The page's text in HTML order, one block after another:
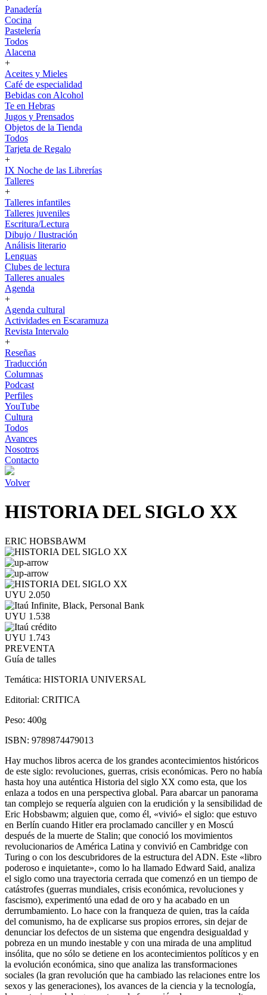
Panadería
Cocina
Pastelería
Todos
Alacena
+
Aceites y Mieles
Café de especialidad
Bebidas con Alcohol
Te en Hebras
Jugos y Prensados
Objetos de la Tienda
Todos
Tarjeta de Regalo
+
IX Noche de las Librerías
Talleres
+
Talleres infantiles
Talleres juveniles
Escritura/Lectura
Dibujo / Ilustración
Análisis literario
Lenguas
Clubes de lectura
Talleres anuales
Agenda
+
Agenda cultural
Actividades en Escaramuza
Revista Intervalo
+
Reseñas
Traducción
Columnas
Podcast
Perfiles
YouTube
Cultura
Todos
Avances
Nosotros
Contacto
Volver
HISTORIA DEL SIGLO XX
ERIC HOBSBAWM
UYU 2.050
UYU 1.538
UYU 1.743
PREVENTA
Guía de talles
Temática: HISTORIA UNIVERSAL
Editorial: CRITICA
Peso: 400g
ISBN: 9789874479013
Hay muchos libros acerca de los grandes acontecimientos históricos
de este siglo: revoluciones, guerras, crisis económicas. Pero no había
hasta hoy una auténtica Historia del siglo XX como esta, que los
enlaza a todos en una perspectiva global. Para abarcar un panorama
tan complejo se requería alguien con la erudición y la sensibilidad de
Eric Hobsbawm; alguien que, como él, «vivió» el siglo: que estuvo
en Berlín cuando Hitler era proclamado canciller y en Moscú
después de la muerte de Stalin; que conoció los movimientos
revolucionarios de América Latina y convivió en Cambridge con
Turing o con los descubridores de la estructura del ADN. Este «libro
poderoso e inquietante», como lo ha llamado Edward Said, analiza
el siglo como una trayectoria cerrada que comenzó en un tiempo de
catástrofes (guerras mundiales, crisis económica, revoluciones y
fascismo), experimentó una edad de oro y ha acabado en un
derrumbamiento. Lo hace con la franqueza de quien, tras la caída
del comunismo, ha de explicarse sus propios errores, sin dejar de
denunciar los defectos de un sistema que engendra desigualdad y
pobreza en un mundo inestable y con una mirada de una amplitud
insólita, que no sólo se detiene en los acontecimientos políticos y en
la evolución económica, sino que analiza las transformaciones
sociales (la gran revolución que ha cambiado las relaciones entre los
sexos y las generaciones), los avances de la ciencia y la tecnología,